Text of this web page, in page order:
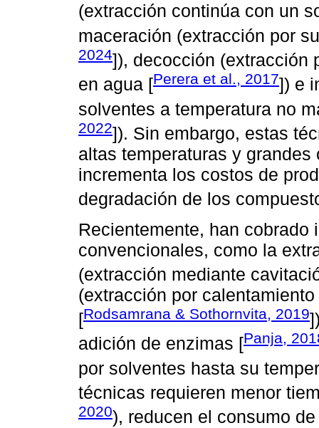
(extracción continúa con un
maceración (extracción por
2024]), decocción (extracción
en agua [Perera et al., 2017]) e
solventes a temperatura no
2022]). Sin embargo, estas
altas temperaturas y
incrementa los costos de
degradación de los
Recientemente, han cobrado
convencionales, como la
(extracción mediante
(extracción por
[Rodsamrana & Sothornvita, 2019
adición de enzimas [Panja,
por solventes hasta su
técnicas requieren menor
2020), reducen el consumo